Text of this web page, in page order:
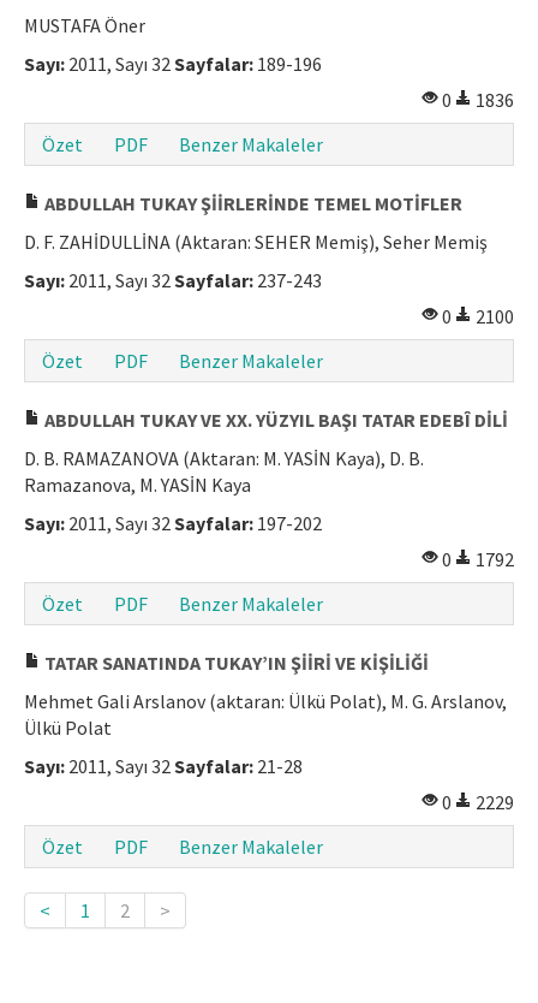
MUSTAFA Öner
Sayı: 2011, Sayı 32 Sayfalar: 189-196
0
1836
Özet
PDF Benzer Makaleler
ABDULLAH TUKAY ŞİİRLERİNDE TEMEL MOTİFLER
D. F. ZAHİDULLİNA (Aktaran: SEHER Memiş), Seher Memiş
Sayı: 2011, Sayı 32 Sayfalar: 237-243
0
2100
Özet
PDF Benzer Makaleler
ABDULLAH TUKAY VE XX. YÜZYIL BAŞI TATAR EDEBÎ DİLİ
D. B. RAMAZANOVA (Aktaran: M. YASİN Kaya), D. B.
Ramazanova, M. YASİN Kaya
Sayı: 2011, Sayı 32 Sayfalar: 197-202
0
1792
Özet
PDF Benzer Makaleler
TATAR SANATINDA TUKAY’IN ŞİİRİ VE KİŞİLİĞİ
Mehmet Gali Arslanov (aktaran: Ülkü Polat), M. G. Arslanov,
Ülkü Polat
Sayı: 2011, Sayı 32 Sayfalar: 21-28
0
2229
Özet
PDF Benzer Makaleler
< 1 2 >